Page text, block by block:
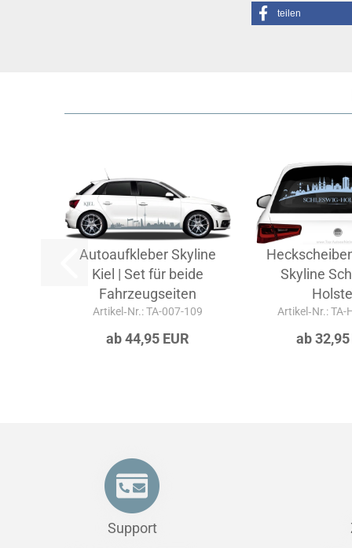
teilen
Autoaufkleber Skyline
Kiel | Set für beide
Fahrzeugseiten
Artikel‑Nr.: TA-007-109
ab 44,95 EUR
Skyline
Artikel‑Nr.:
ab 32,95
Support